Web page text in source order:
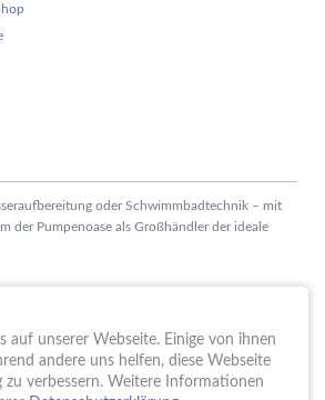
oder Schwimmbadtechnik – mit
der Pumpenoase als Großhändler der ideale
bei der PUMPENoase!
auf unserer Webseite. Einige von ihnen
andere uns helfen, diese Webseite
zu verbessern. Weitere Informationen